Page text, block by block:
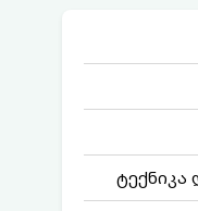
ტექნიკა